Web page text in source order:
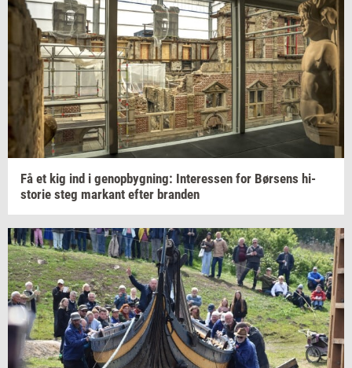
Få et kig ind i genop­byg­ning: In­ter­es­sen for Bør­sens hi­
sto­rie steg mar­kant efter bran­den